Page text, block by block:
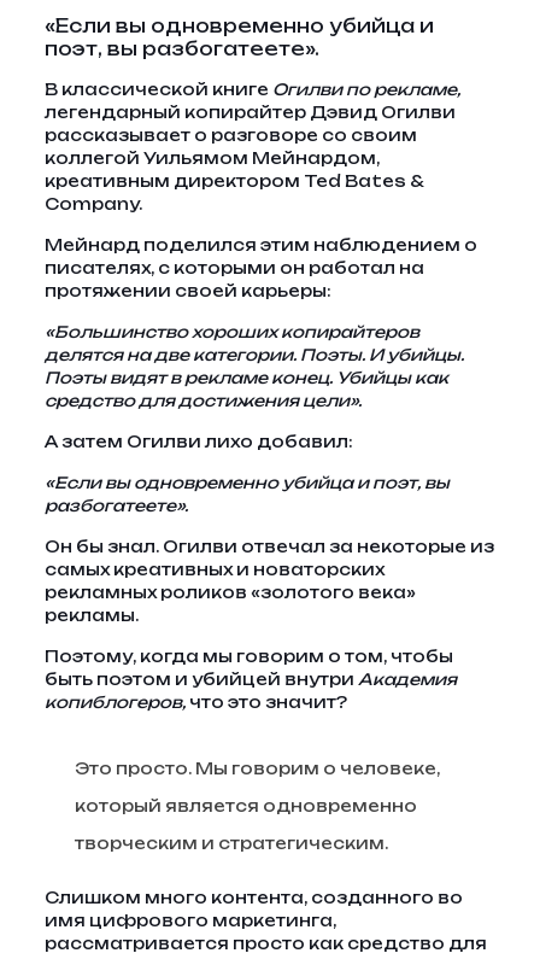
«Если вы одновременно убийца и
поэт, вы разбогатеете».
В классической книге Огилви по рекламе,
легендарный копирайтер Дэвид Огилви
рассказывает о разговоре со своим
коллегой Уильямом Мейнардом,
креативным директором Ted Bates &
Company.
Мейнард поделился этим наблюдением о
писателях, с которыми он работал на
протяжении своей карьеры:
«Большинство хороших копирайтеров
делятся на две категории. Поэты. И убийцы.
Поэты видят в рекламе конец. Убийцы как
средство для достижения цели».
А затем Огилви лихо добавил:
«Если вы одновременно убийца и поэт, вы
разбогатеете».
Он бы знал. Огилви отвечал за некоторые из
самых креативных и новаторских
рекламных роликов «золотого века»
рекламы.
Поэтому, когда мы говорим о том, чтобы
быть поэтом и убийцей внутри Академия
копиблогеров,что это значит?
Это просто. Мы говорим о человеке,
который является одновременно
творческим и стратегическим.
Слишком много контента, созданного во
имя цифрового маркетинга,
рассматривается просто как средство для